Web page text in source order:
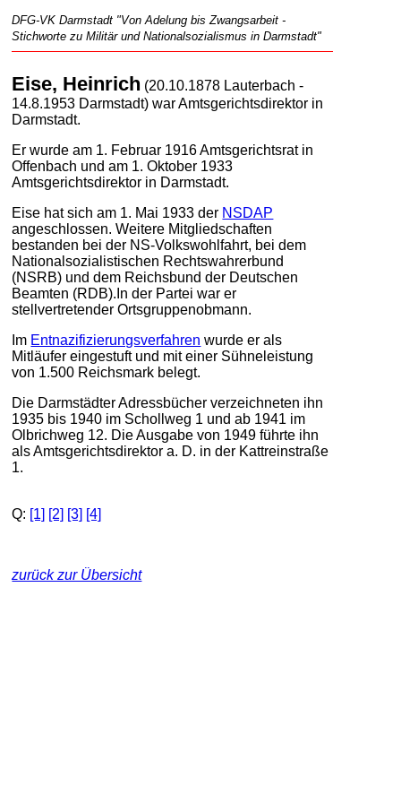
DFG-VK Darmstadt "Von Adelung bis Zwangsarbeit -
Stichworte zu Militär und Nationalsozialismus in Darmstadt"
Eise, Heinrich (20.10.1878 Lauterbach -
14.8.1953 Darmstadt) war Amtsgerichtsdirektor in
Darmstadt.
Er wurde am 1. Februar 1916 Amtsgerichtsrat in
Offenbach und am 1. Oktober 1933
Amtsgerichtsdirektor in Darmstadt.
Eise hat sich am 1. Mai 1933 der NSDAP
angeschlossen. Weitere Mitgliedschaften
bestanden bei der NS-Volkswohlfahrt, bei dem
Nationalsozialistischen Rechtswahrerbund
(NSRB) und dem Reichsbund der Deutschen
Beamten (RDB).In der Partei war er
stellvertretender Ortsgruppenobmann.
Im Entnazifizierungsverfahren wurde er als
Mitläufer eingestuft und mit einer Sühneleistung
von 1.500 Reichsmark belegt.
Die Darmstädter Adressbücher verzeichneten ihn
1935 bis 1940 im Schollweg 1 und ab 1941 im
Olbrichweg 12. Die Ausgabe von 1949 führte ihn
als Amtsgerichtsdirektor a. D. in der Kattreinstraße
1.
Q: [1] [2] [3] [4]
zurück zur Übersicht